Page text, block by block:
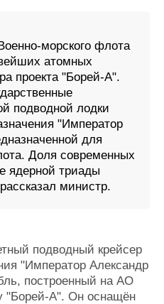
Галерея флота
Форум
Отзывы
Все службы
морского флота
атомных
проекта "Борей-А".
подводной лодки
"Император
для
Доля современных
ядерной триады
министр.
подводный крейсер
"Император Александр
построенный на АО
"Борей-А". Он оснащён